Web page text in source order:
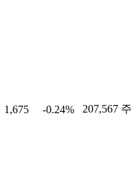
1,675 -0.24% 207,567 주